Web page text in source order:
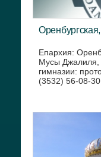
Епархия:
Мусы Джалиля,
гимназии:
(3532) 56-08-30